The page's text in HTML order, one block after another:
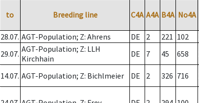
to Breeding line C4A A4A B4A No4A
28.07. AGT-Population; Z: Ahrens DE 2 221 102
29.07. AGT-Population; Z: LLH
Kirchhain
DE 7 45 658
14.07. AGT-Population; Z: Bichlmeier DE 2 326 716